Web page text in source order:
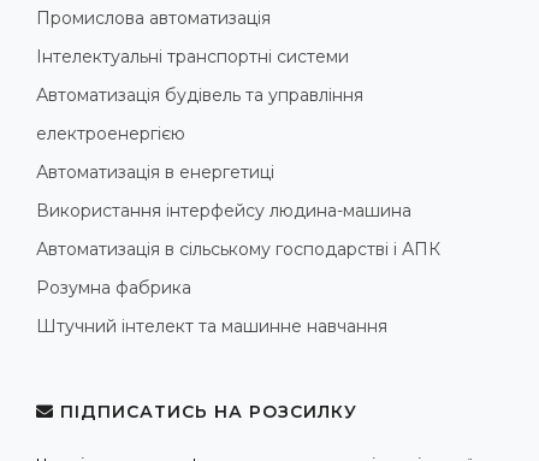
Промислова автоматизація
Інтелектуальні транспортні системи
Автоматизація будівель та управління
електроенергією
Автоматизація в енергетиці
Використання інтерфейсу людина-машина
Автоматизація в сільському господарстві і АПК
Розумна фабрика
Штучний інтелект та машинне навчання
ПІДПИСАТИСЬ НА РОЗСИЛКУ